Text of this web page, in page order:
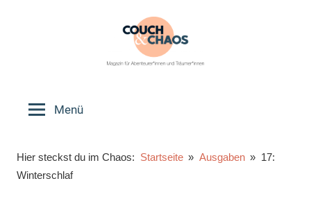
Chaos
Menü
Hier steckst du im Chaos: Startseite Ausgaben
17:
Winterschlaf